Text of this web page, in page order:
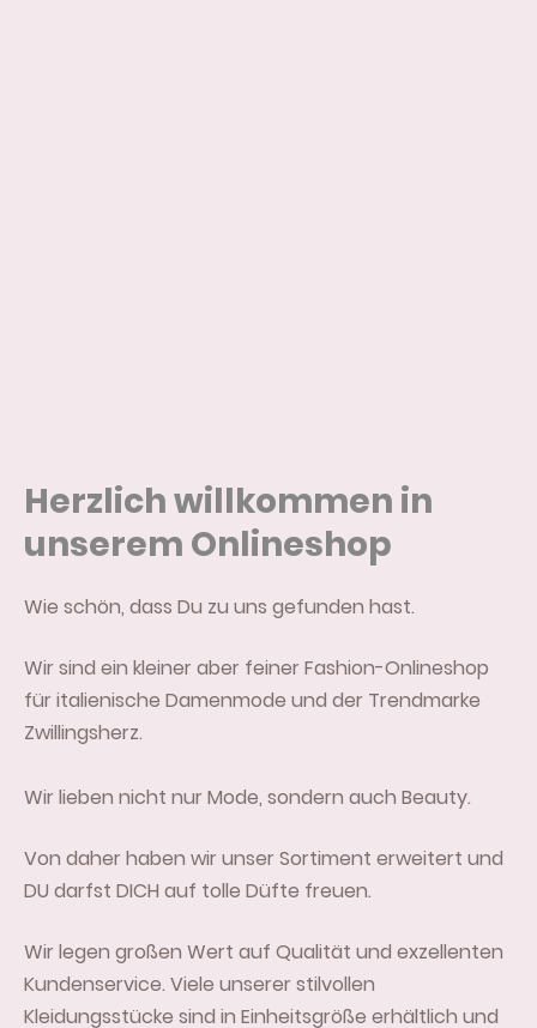
Herzlich willkommen in
unserem Onlineshop
Wie schön, dass Du zu uns gefunden hast.
Wir sind ein kleiner aber feiner Fashion-Onlineshop
für italienische Damenmode und der Trendmarke
Zwillingsherz.
Wir lieben nicht nur Mode, sondern auch Beauty.
Von daher haben wir unser Sortiment erweitert und
DU darfst DICH auf tolle Düfte freuen.
Wir legen großen Wert auf Qualität und exzellenten
Kundenservice. Viele unserer stilvollen
Kleidungsstücke sind in Einheitsgröße erhältlich und